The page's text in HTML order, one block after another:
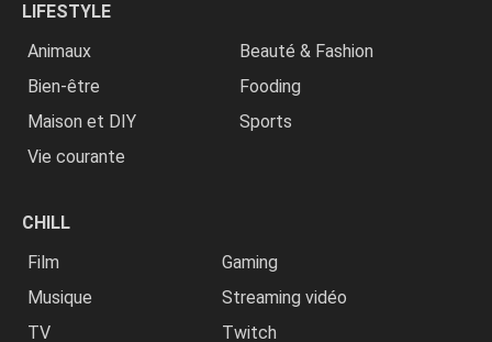
LIFESTYLE
Animaux
Beauté & Fashion
Bien-être
Fooding
Maison et DIY
Sports
Vie courante
CHILL
Film
Gaming
Musique
Streaming vidéo
TV
Twitch